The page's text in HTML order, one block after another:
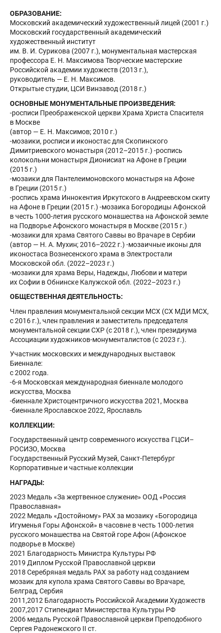
ОБРАЗОВАНИЕ:
Московский академический художественный лицей (2001 г.)
Московский государственный академический
художественный институт
им. В. И. Сурикова (2007 г.), монументальная мастерская
профессора Е. Н. Максимова Творческие мастерские
Российской академии художеств (2013 г.),
руководитель — Е. Н. Максимов.
Открытые студии, ЦСИ Винзавод (2018 г.)
ОСНОВНЫЕ МОНУМЕНТАЛЬНЫЕ ПРОИЗВЕДЕНИЯ:
-росписи Преображенской церкви Храма Христа Спасителя
в Москве
(автор — Е. Н. Максимов; 2010 г.)
-мозаики, росписи и иконостас для Скопинского
Димитриевского монастыря (2012–2015 г.) -роспись
колокольни монастыря Дионисиат на Афоне в Греции
(2015 г.)
-мозаики для Пантелеимоновского монастыря на Афоне
в Греции (2015 г.)
-роспись храма Иннокентия Иркутского в Андреевском скиту
на Афоне в Греции (2015 г.) -мозаика Богородицы Афонской
в честь 1000-летия русского монашества на Афонской земле
на Подворье Афонского монастыря в Москве (2015 г.)
-мозаики для храма Святого Саввы во Врачаре в Сербии
(автор — Н. А. Мухин; 2016–2022 г.) -мозаичные иконы для
иконостаса Вознесенского храма в Электростали
Московской обл. (2022–2023 г.)
-мозаики для храма Веры, Надежды, Любови и матери
их Софии в Обнинске Калужской обл. (2022–2023 г.)
ОБЩЕСТВЕННАЯ ДЕЯТЕЛЬНОСТЬ:
Член правления монументальной секции МСХ (СХ МДИ МСХ,
с 2016 г.), член правления и заместитель председателя
монументальной секции СХР (с 2018 г.), член президиума
Ассоциации художников-монументалистов (с 2023 г.).
Участник московских и международных выставок
Биеннале:
с 2002 года.
-6-я Московская международная биеннале молодого
искусства, Москва
-биеннале Христоцентричного искусства 2021, Москва
-биеннале Ярославское 2022, Ярославль
КОЛЛЕКЦИИ:
Государственный центр современного искусства ГЦСИ–
РОСИЗО, Москва
Государственный Русский Музей, Санкт-Петербург
Корпоративные и частные коллекции
НАГРАДЫ:
2023 Медаль «За жертвенное служение» ООД «Россия
Православная»
2022 Медаль «Достойному» РАХ за мозаику «Богородица
Игуменья Горы Афонской» в часовне в честь 1000-летия
русского монашества на Святой горе Афон (Афонское
подворье в Москве)
2021 Благодарность Министра Культуры РФ
2019 Диплом Русской Православной церкви
2018 Серебряная медаль РАХ за работу над созданием
мозаик для купола храма Святого Саввы во Врачаре,
Белград, Сербия
2011,2012 Благодарность Российской Академии Художеств
2007,2017 Стипендиат Министерства Культуры РФ
2006 медаль Русской Православной церкви Преподобного
Сергея Радонежского II ст.